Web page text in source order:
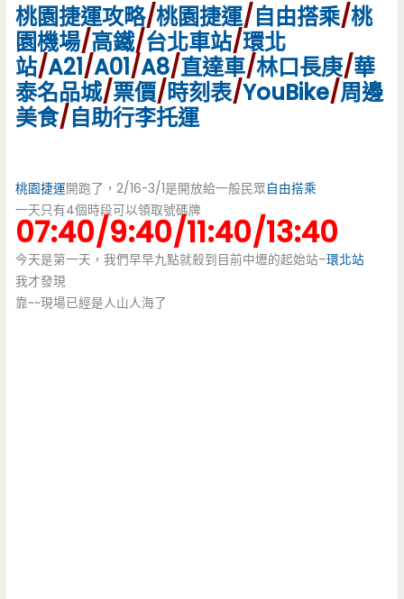
桃園捷運攻略/桃園捷運/自由搭乘/桃
園機場/高鐵/台北車站/環北
站/A21/A01/A8/直達車/林口長庚/華
泰名品城/票價/時刻表/YouBike/周邊
美食/自助行李托運
桃園捷運開跑了，2/16-3/1是開放給一般民眾自由搭乘
一天只有4個時段可以領取號碼牌
07:40/9:40/11:40/13:40
今天是第一天，我們早早九點就殺到目前中壢的起始站–環北站
我才發現
靠~~現場已經是人山人海了